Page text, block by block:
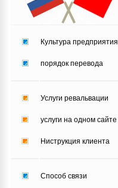
Культура предприятия
порядок перевода
Услуги ревальвации
услуги на одном сайте
Ниструкция клиента
Способ связи